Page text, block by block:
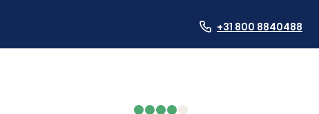
+31 800 8840488